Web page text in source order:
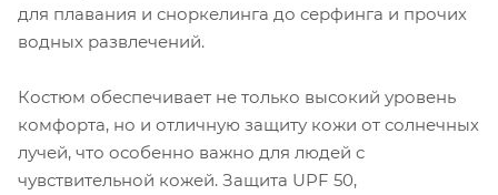
для плавания и сноркелинга до серфинга и прочих
водных развлечений.
Костюм обеспечивает не только высокий уровень
комфорта, но и отличную защиту кожи от солнечных
лучей, что особенно важно для людей с
чувствительной кожей. Защита UPF 50,